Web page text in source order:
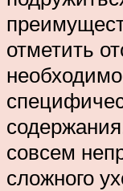
отметить
совсем
сложного